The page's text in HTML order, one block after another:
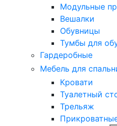
Модульные
Вешалки
Обувницы
Тумбы для
Гардеробные
Мебель для
Кровати
Туалетный
Трельяж